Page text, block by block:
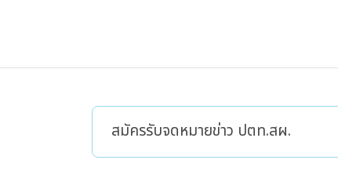
สมัครรับจดหมายข่าว ปตท.สผ.